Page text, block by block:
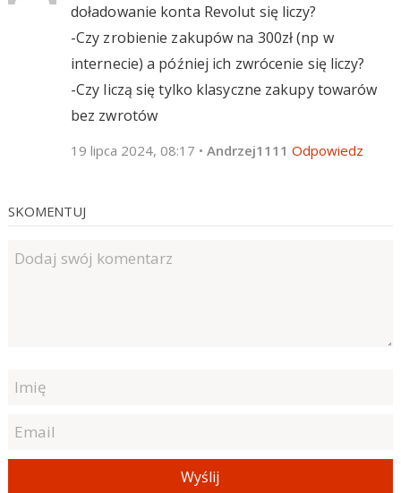
doładowanie konta Revolut się liczy?
-Czy zrobienie zakupów na 300zł (np w
internecie) a później ich zwrócenie się liczy?
-Czy liczą się tylko klasyczne zakupy towarów
bez zwrotów
19 lipca 2024, 08:17 • Andrzej1111 Odpowiedz
SKOMENTUJ
Wyślij